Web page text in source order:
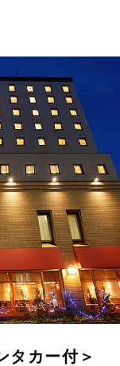
タカー付＞